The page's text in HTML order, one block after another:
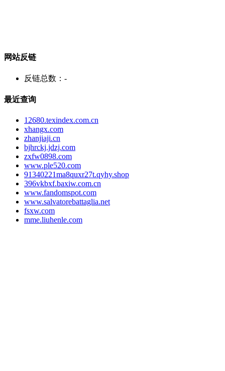
网站反链
反链总数： -
最近查询
12680.texindex.com.cn
xhangx.com
zhanjiaji.cn
bjhrckj.jdzj.com
zxfw0898.com
www.ple520.com
91340221ma8quxr27t.qyhy.shop
396vkbxf.baxiw.com.cn
www.fandomspot.com
www.salvatorebattaglia.net
fsxw.com
mme.liuhenle.com